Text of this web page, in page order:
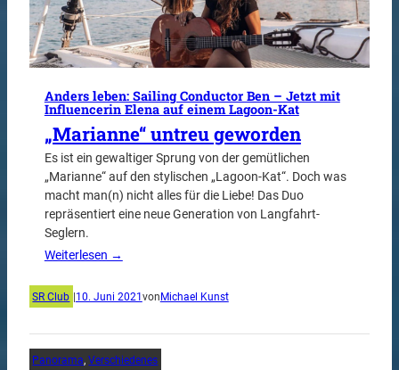
Anders leben: Sailing Conductor Ben – Jetzt mit
Influencerin Elena auf einem Lagoon-Kat
„Marianne“ untreu geworden
Es ist ein gewaltiger Sprung von der gemütlichen
„Marianne“ auf den stylischen „Lagoon-Kat“. Doch was
macht man(n) nicht alles für die Liebe! Das Duo
repräsentiert eine neue Generation von Langfahrt-
Seglern.
Weiterlesen →
SR Club |10. Juni 2021vonMichael Kunst
Panorama, Verschiedenes